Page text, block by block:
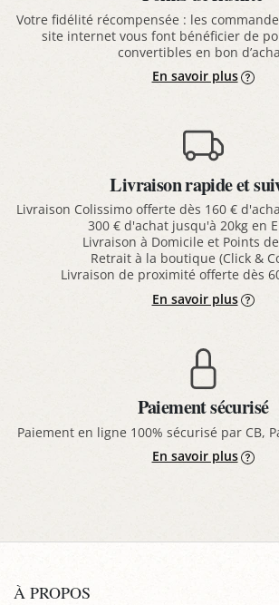
Votre fidélité récompensée : les
site internet vous font bénéficier de
convertibles en bon
En savoir plus
Livraison rapide et
Livraison Colissimo offerte dès 160 €
300 € d'achat jusqu'à 20kg en
Livraison à Domicile et Points
Retrait à la boutique (Click &
Livraison de proximité offerte dès
En savoir plus
Paiement sécurisé
Paiement en ligne 100% sécurisé par CB,
En savoir plus
À PROPOS